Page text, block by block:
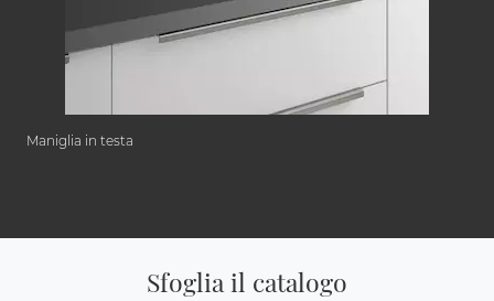
Maniglia in testa
Sfoglia il catalogo